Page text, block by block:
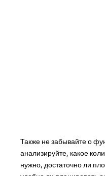
Также не забывайте о
анализируйте, какое
нужно, достаточно ли